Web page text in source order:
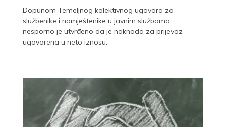
Dopunom Temeljnog kolektivnog ugovora za
službenike i namještenike u javnim službama
nesporno je utvrđeno da je naknada za prijevoz
ugovorena u neto iznosu.